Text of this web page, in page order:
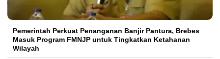
Pemerintah Perkuat Penanganan Banjir Pantura, Brebes
Masuk Program FMNJP untuk Tingkatkan Ketahanan
Wilayah